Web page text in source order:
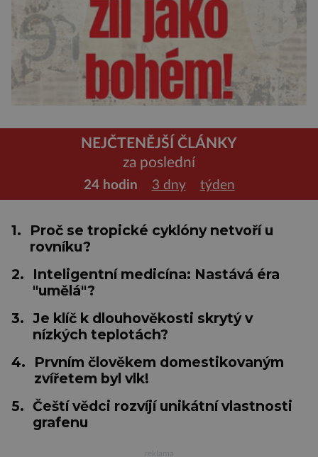
NEJČTENĚJŠÍ ČLÁNKY
za poslední
24 hodin 3 dny týden
1.
Proč se tropické cyklóny netvoří u
rovníku?
2.
Inteligentní medicína: Nastává éra
"umělá"?
3. Je klíč k dlouhověkosti skrytý v
nízkých teplotách?
4.
Prvním člověkem domestikovaným
zvířetem byl vlk!
5. Čeští vědci rozvíjí unikátní vlastnosti
grafenu